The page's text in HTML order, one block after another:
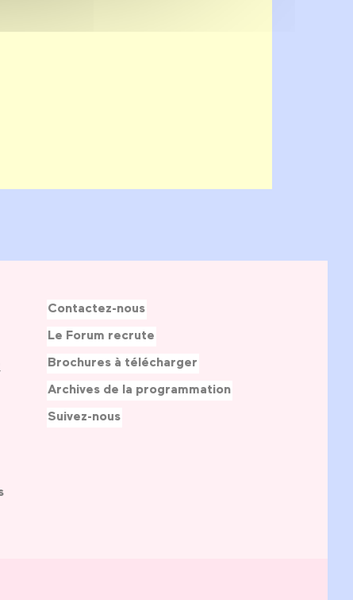
Contactez-nous
Le Forum recrute
Brochures à télécharger
Archives de la programmation
Suivez-nous